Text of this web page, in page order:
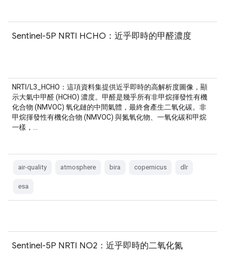
Sentinel-5P NRTI HCHO：近乎即時的甲醛濃度
NRTI/L3_HCHO：這項資料集提供近乎即時的高解析度圖像，顯
示大氣中甲醛 (HCHO) 濃度。甲醛是幾乎所有非甲烷揮發性有機
化合物 (NMVOC) 氧化鏈的中間氣體，最終會產生二氧化碳。非
甲烷揮發性有機化合物 (NMVOC) 與氮氧化物、一氧化碳和甲烷
一樣，…
air-quality atmosphere bira copernicus dlr
esa
Sentinel-5P NRTI NO2：近乎即時的二氧化氮